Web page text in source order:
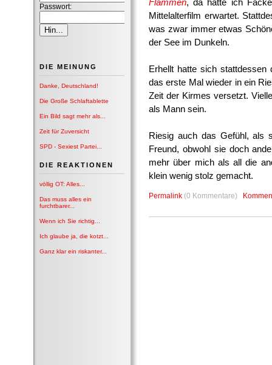
Passwort:
DIE MEINUNG
Danke, Deutschland!
Die Große Schlaftablette
Ein Bild sagt mehr als...
Zeit für Zuversicht
SPD - Sexiest Partei...
DIE REAKTIONEN
völlig OT: Alles...
Das muss alles ein
furchtbarer...
Wenn ich Sie richtig...
Ich glaube ja, die kotzt...
Ganz klar ein riskanter...
Flammen, da hatte ich
Mittelalterfilm erwartet.
was zwar immer etwas
der See im Dunkeln.
Erhellt hatte sich
das erste Mal wieder in ein
Zeit der Kirmes versetzt.
als Mann sein.
Riesig auch das Gefühl, als
Freund, obwohl sie doch
mehr über mich als all die
klein wenig stolz gemacht.
Permalink (0 Kommentare)